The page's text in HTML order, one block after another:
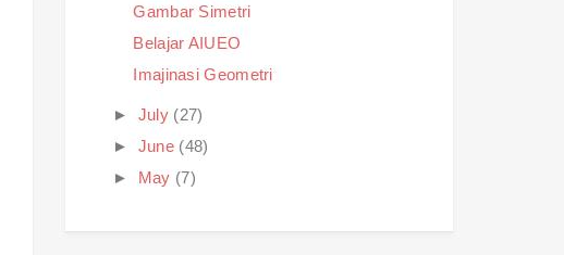
Gambar Simetri
Belajar AIUEO
Imajinasi Geometri
► July (27)
► June (48)
►
May (7)